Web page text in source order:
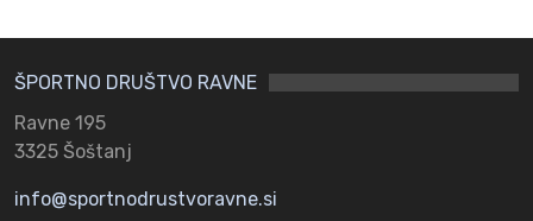
ŠPORTNO DRUŠTVO RAVNE
Ravne 195
3325 Šoštanj
info@sportnodrustvoravne.si